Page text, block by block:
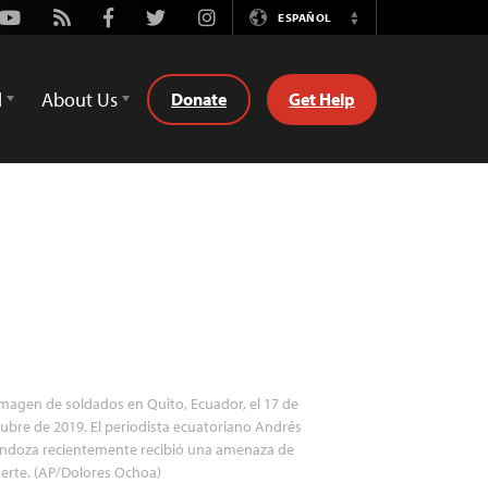
Youtube
Rss FacebookTwitterInstagramESPAÑOL
Switch
About Us Donate Get Help
de soldados en Quito, Ecuador, el 17 de
de 2019. El periodista ecuatoriano Andrés
recientemente recibió una amenaza de
(AP/Dolores Ochoa)